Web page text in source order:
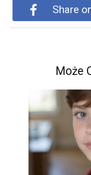
Share
Może